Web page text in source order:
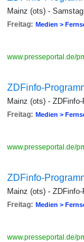
Mainz (ots) -
Freitag: Medien >
www.presseportal.de/
ZDFinfo-
Mainz (ots) -
Freitag: Medien >
www.presseportal.de/
ZDFinfo-
Mainz (ots) -
Freitag: Medien >
www.presseportal.de/